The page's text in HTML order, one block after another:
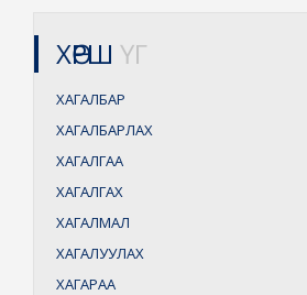
ХӨРШ ҮГ
ХАГАЛБАР
ХАГАЛБАРЛАХ
ХАГАЛГАА
ХАГАЛГАХ
ХАГАЛМАЛ
ХАГАЛУУЛАХ
ХАГАРАА